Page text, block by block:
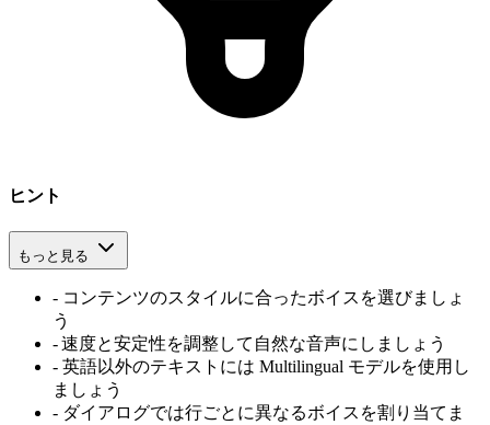
ヒント
もっと見る
- コンテンツのスタイルに合ったボイスを選びましょ
う
-速度と安定性を調整して自然な音声にしましょう
- 英語以外のテキストには Multilingual モデルを使用し
ましょう
- ダイアログでは行ごとに異なるボイスを割り当てま